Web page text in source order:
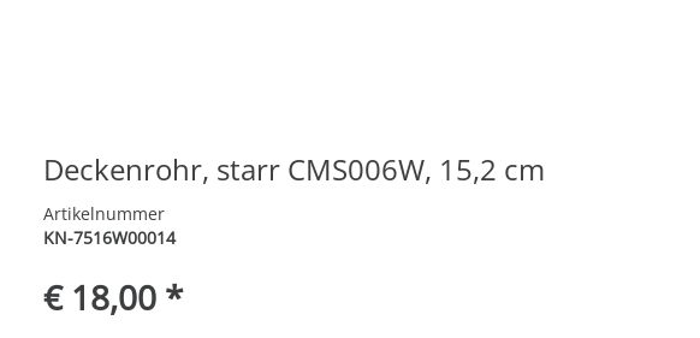
Deckenrohr, starr CMS006W, 15,2 cm
Artikelnummer
KN-7516W00014
€ 18,00 *